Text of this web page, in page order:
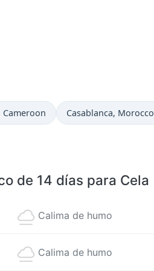
en
Cameroon Hora actual en
Casablanca, Morocco
de 14 días para Cela
Calima de humo
Calima de humo